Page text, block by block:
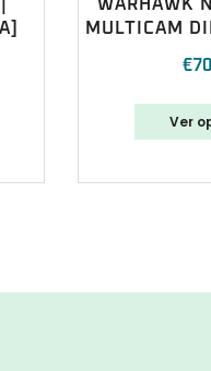
WARHAWK
MULTICAM
€
Ver